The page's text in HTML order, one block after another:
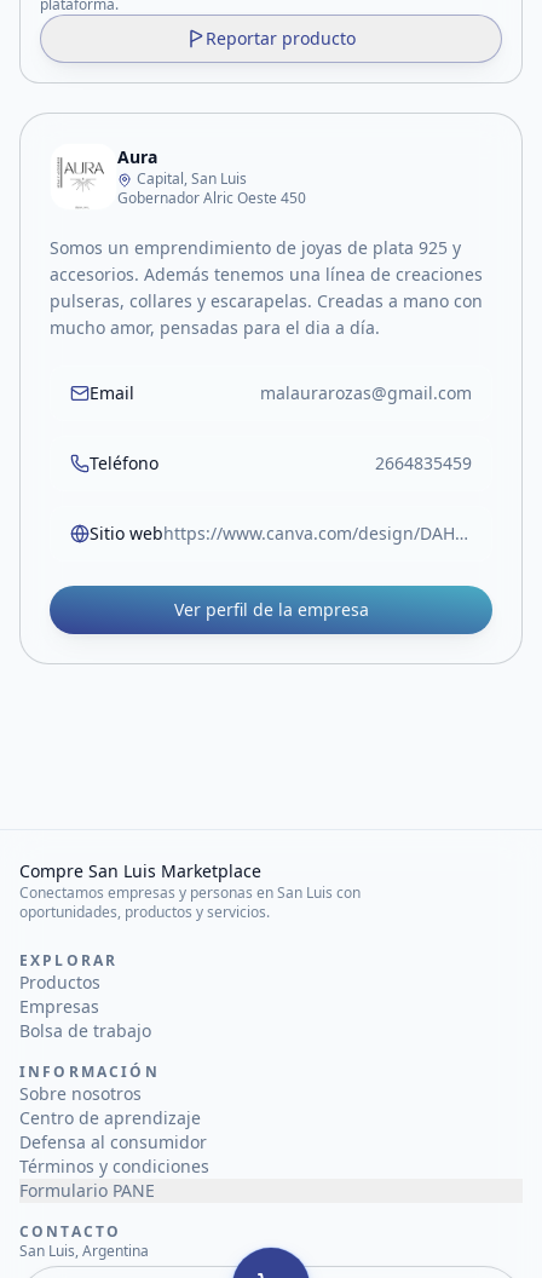
plataforma.
Reportar producto
Aura
Capital, San Luis
Gobernador Alric Oeste 450
Somos un emprendimiento de joyas de plata 925 y
accesorios. Además tenemos una línea de creaciones
pulseras, collares y escarapelas. Creadas a mano con
mucho amor, pensadas para el dia a día.
Email malaurarozas@gmail.com
Teléfono 2664835459
Sitio web https://www.canva.com/design/DAHDpd5mOOU/zn1noEMUGQego4vNe4If2w/view?utm_content=DAHDpd5mOOU&utm_campaign=designshare&utm_medium=link2&utm_source=uniquelinks&utlId=ha58ccd21a6
Ver perfil de la empresa
Compre San Luis Marketplace
Conectamos empresas y personas en San Luis con
oportunidades, productos y servicios.
EXPLORAR
Productos
Empresas
Bolsa de trabajo
INFORMACIÓN
Sobre nosotros
Centro de aprendizaje
Defensa al consumidor
Términos y condiciones
Formulario PANE
CONTACTO
San Luis, Argentina